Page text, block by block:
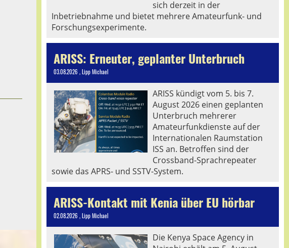
sich derzeit in der
Inbetriebnahme und bietet mehrere Amateurfunk- und
Forschungsexperimente.
ARISS: Erneuter, geplanter Unterbruch
03.08.2026 , Lipp Michael
ARISS kündigt vom 5. bis 7.
August 2026 einen geplanten
Unterbruch mehrerer
Amateurfunkdienste auf der
Internationalen Raumstation
ISS an. Betroffen sind der
Crossband-Sprachrepeater
sowie das APRS- und SSTV-System.
ARISS-Kontakt mit Kenia über EU hörbar
02.08.2026 , Lipp Michael
Die Kenya Space Agency in